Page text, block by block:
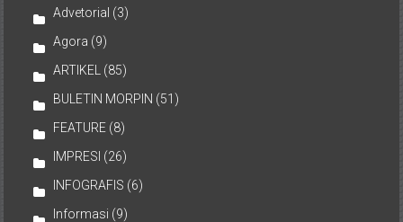
Advetorial (3)
Agora (9)
ARTIKEL
(85)
BULETIN MORPIN (51)
FEATURE (8)
IMPRESI (26)
INFOGRAFIS (6)
Informasi (9)